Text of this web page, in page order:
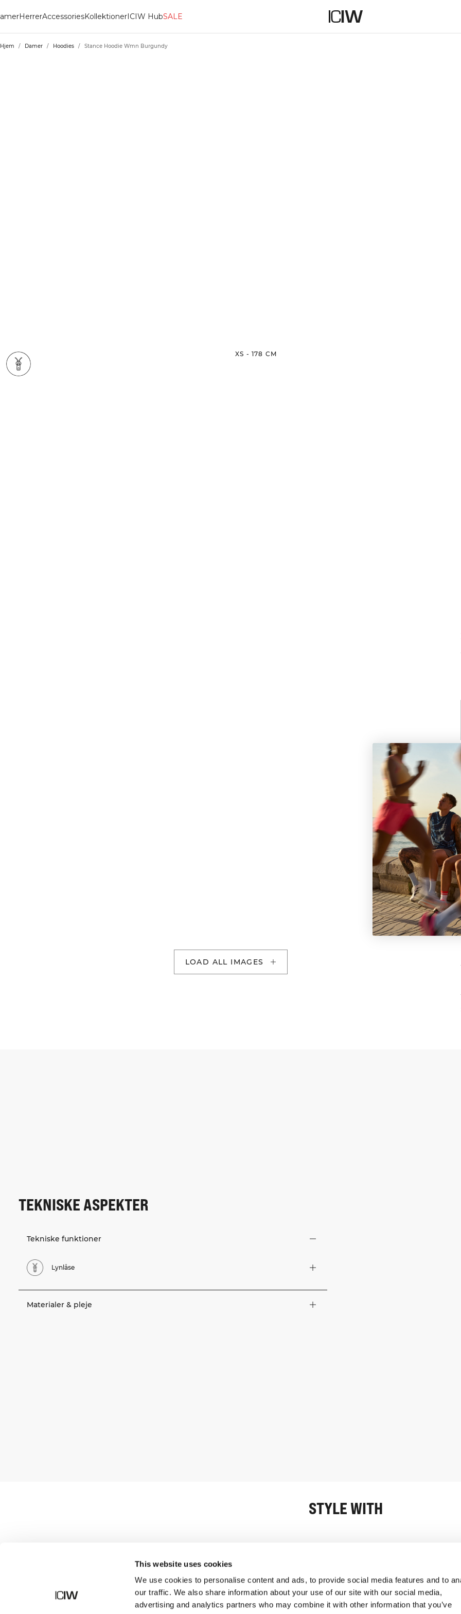
This website uses cookies
We use cookies to personalise content and ads, to provide social media features and to
our traffic. We also share information about your use of our site with our social media,
advertising and analytics partners who may combine it with other information that you’ve
HerrerAccessoriesKollektionerICIW HubSALE
Hjem / Damer / Hoodies / Stance Hoodie Wmn Burgundy
XS - 178 CM
LOAD ALL IMAGES
TEKNISKE ASPEKTER
Tekniske funktioner
Lynlåse
Materialer & pleje
STYLE WITH
Butik